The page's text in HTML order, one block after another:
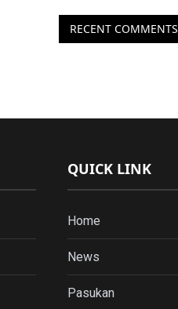
RECENT COMMENTS
QUICK LINK
Home
News
Pasukan